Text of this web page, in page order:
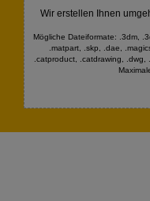
Wir erstellen Ihnen
Mögliche Dateiformate: .3dm,
.matpart, .skp, .dae,
.catproduct, .catdrawing,